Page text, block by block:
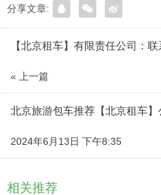
分享文章:
【北京租车】有限责任公司：
« 上一篇
北京旅游包车推荐【北京租车】
2024年6月13日 下午8:35
相关推荐